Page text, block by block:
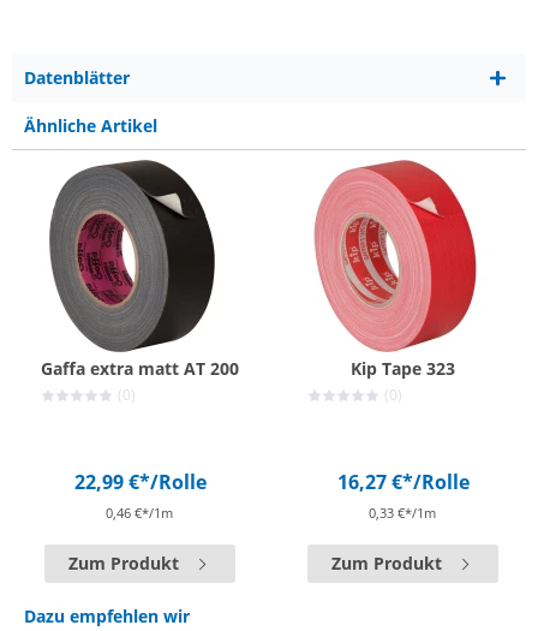
Datenblätter
Ähnliche Artikel
Gaffa extra matt AT 200
(0)
22,99 €*/Rolle
0,46 €*/1m
Zum Produkt
Kip Tape 323
(0)
16,27 €*/Rolle
0,33 €*/1m
Zum Produkt
Dazu empfehlen wir